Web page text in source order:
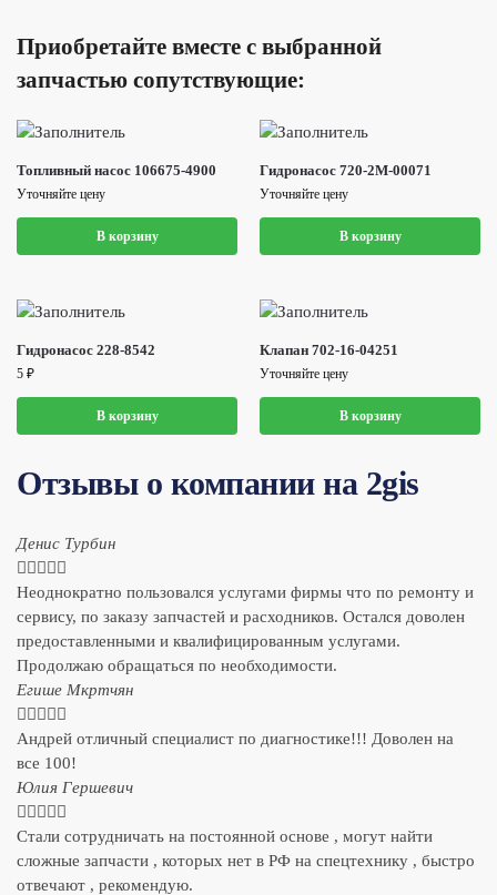
Приобретайте вместе с выбранной
запчастью сопутствующие:
Топливный насос 106675-4900
Уточняйте цену
В корзину
Гидронасос 720-2M-00071
Уточняйте цену
В корзину
Гидронасос 228-8542
5 ₽
В корзину
Клапан 702-16-04251
Уточняйте цену
В корзину
Отзывы о компании на 2gis
Денис Турбин
    
Неоднократно пользовался услугами фирмы что по ремонту и
сервису, по заказу запчастей и расходников. Остался доволен
предоставленными и квалифицированным услугами.
Продолжаю обращаться по необходимости.
​Егише Мкртчян
    
Андрей отличный специалист по диагностике!!! Доволен на
все 100!
​Юлия Гершевич
    
Стали сотрудничать на постоянной основе , могут найти
сложные запчасти , которых нет в РФ на спецтехнику , быстро
отвечают , рекомендую.